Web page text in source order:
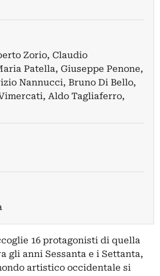
Zorio, Claudio
Patella, Giuseppe Penone,
Nannucci, Bruno Di Bello,
, Aldo Tagliaferro,
16 protagonisti di quella
gli anni Sessanta e i Settanta,
artistico occidentale si